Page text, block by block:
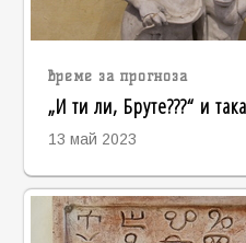
време за прогноза
„И ти ли, Бруте???“ и
13 май 2023